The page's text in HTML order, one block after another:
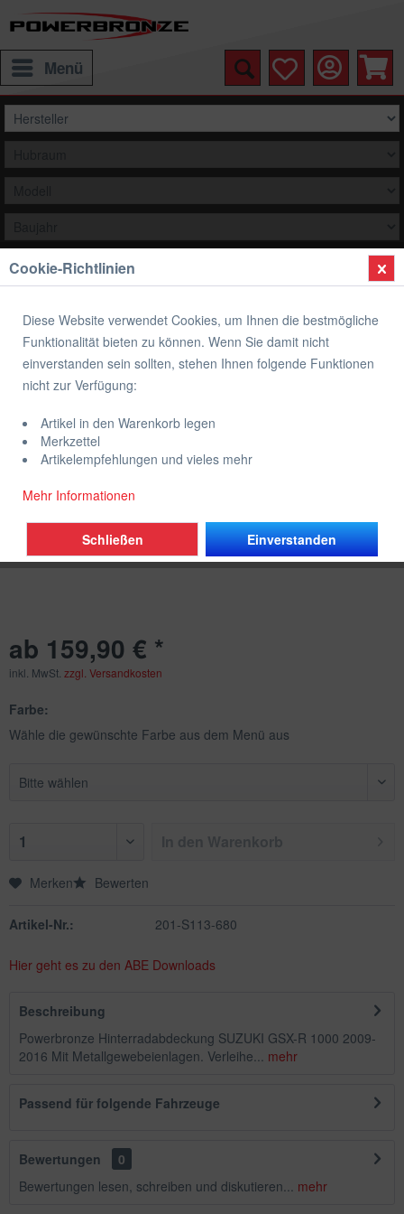
Menü
Auswählen
Übersicht Hinterradabdeckung
Hinterradabdeckung SUZUKI GSX-R 1000
2009-2016
ab 159,90 € *
inkl. MwSt. zzgl. Versandkosten
Farbe:
Wähle die gewünschte Farbe aus dem Menü aus
Merken Bewerten
Artikel-Nr.: 201-S113-680
Hier geht es zu den ABE Downloads
Beschreibung
Powerbronze Hinterradabdeckung SUZUKI GSX-R 1000 2009-
2016 Mit Metallgewebeienlagen. Verleihe... mehr
Passend für folgende Fahrzeuge
Bewertungen
0
Bewertungen lesen, schreiben und diskutieren... mehr
Cookie-Richtlinien
Diese Website verwendet Cookies, um Ihnen die bestmögliche
Funktionalität bieten zu können. Wenn Sie damit nicht
einverstanden sein sollten, stehen Ihnen folgende Funktionen
nicht zur Verfügung:
Artikel in den Warenkorb legen
Merkzettel
Artikelempfehlungen und vieles mehr
Mehr Informationen
Einverstanden
Schließen